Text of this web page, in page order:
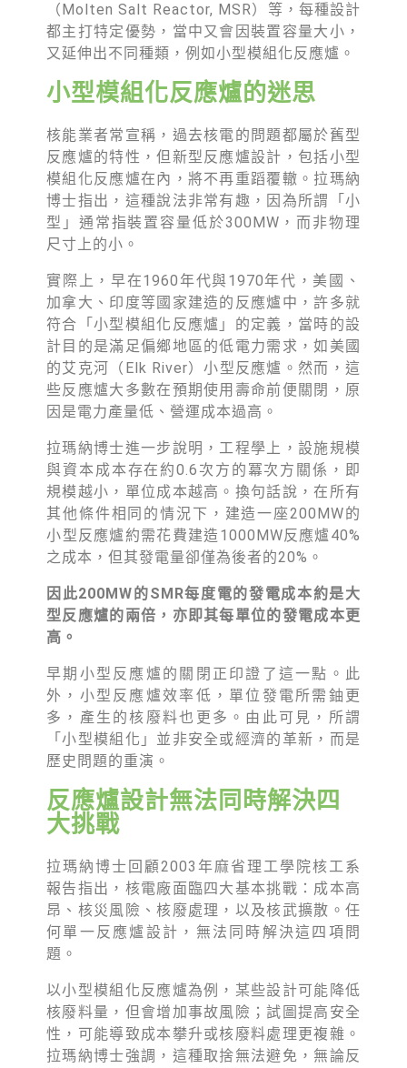
（Molten Salt Reactor, MSR）等，每種設計
都主打特定優勢，當中又會因裝置容量大小，
又延伸出不同種類，例如小型模組化反應爐。
小型模組化反應爐的迷思
核能業者常宣稱，過去核電的問題都屬於舊型
反應爐的特性，但新型反應爐設計，包括小型
模組化反應爐在內，將不再重蹈覆轍。拉瑪納
博士指出，這種說法非常有趣，因為所謂「小
型」通常指裝置容量低於300MW，而非物理
尺寸上的小。
實際上，早在1960年代與1970年代，美國、
加拿大、印度等國家建造的反應爐中，許多就
符合「小型模組化反應爐」的定義，當時的設
計目的是滿足偏鄉地區的低電力需求，如美國
的艾克河（Elk River）小型反應爐。然而，這
些反應爐大多數在預期使用壽命前便關閉，原
因是電力產量低、營運成本過高。
拉瑪納博士進一步說明，工程學上，設施規模
與資本成本存在約0.6次方的冪次方關係，即
規模越小，單位成本越高。換句話說，在所有
其他條件相同的情況下，建造一座200MW的
小型反應爐約需花費建造1000MW反應爐40%
之成本，但其發電量卻僅為後者的20%。
因此200MW的SMR每度電的發電成本約是大
型反應爐的兩倍，亦即其每單位的發電成本更
高。
早期小型反應爐的關閉正印證了這一點。此
外，小型反應爐效率低，單位發電所需鈾更
多，產生的核廢料也更多。由此可見，所謂
「小型模組化」並非安全或經濟的革新，而是
歷史問題的重演。
反應爐設計無法同時解決四
大挑戰
拉瑪納博士回顧2003年麻省理工學院核工系
報告指出，核電廠面臨四大基本挑戰：成本高
昂、核災風險、核廢處理，以及核武擴散。任
何單一反應爐設計，無法同時解決這四項問
題。
以小型模組化反應爐為例，某些設計可能降低
核廢料量，但會增加事故風險；試圖提高安全
性，可能導致成本攀升或核廢料處理更複雜。
拉瑪納博士強調，這種取捨無法避免，無論反